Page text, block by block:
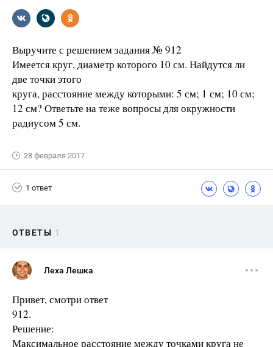
Выручите с решением задания № 912
Имеется круг, диаметр которого 10 см. Найдутся ли
две точки этого
круга, расстояние между которыми: 5 см; 1 см; 10 см;
12 см? Ответьте на теже вопросы для окружности
радиусом 5 см.
28 февраля 2017
1 ответ
ОТВЕТЫ 1
Леха Лешка
Привет, смотри ответ
912.
Решение:
Максимальное расстояние между точками круга не